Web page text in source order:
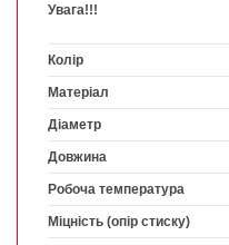
Увага!!!
Колір
Матеріал
Діаметр
Довжина
Робоча температура
Міцність (опір стиску)